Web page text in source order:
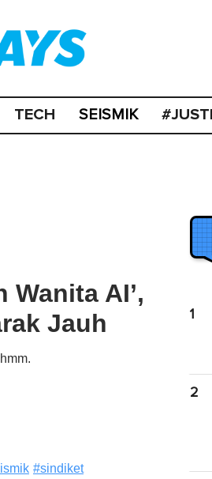
TECH SEISMIK
Wanita AI’,
Jauh
#sindiket
1
2